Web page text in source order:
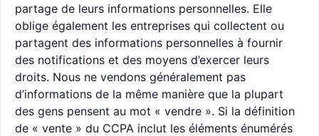
partage de leurs informations personnelles. Elle
oblige également les entreprises qui collectent ou
partagent des informations personnelles à fournir
des notifications et des moyens d’exercer leurs
droits. Nous ne vendons généralement pas
d’informations de la même manière que la plupart
des gens pensent au mot « vendre ». Si la définition
de « vente » du CCPA inclut les éléments énumérés